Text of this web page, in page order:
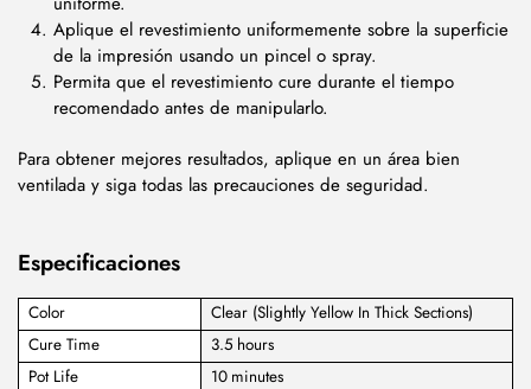
Aplique el revestimiento uniformemente sobre la superficie
de la impresión usando un pincel o spray.
Permita que el revestimiento cure durante el tiempo
recomendado antes de manipularlo.
Para obtener mejores resultados, aplique en un área bien
ventilada y siga todas las precauciones de seguridad.
Especificaciones
Color
Clear (Slightly Yellow In Thick Sections)
Cure Time
3.5 hours
Pot Life
10 minutes